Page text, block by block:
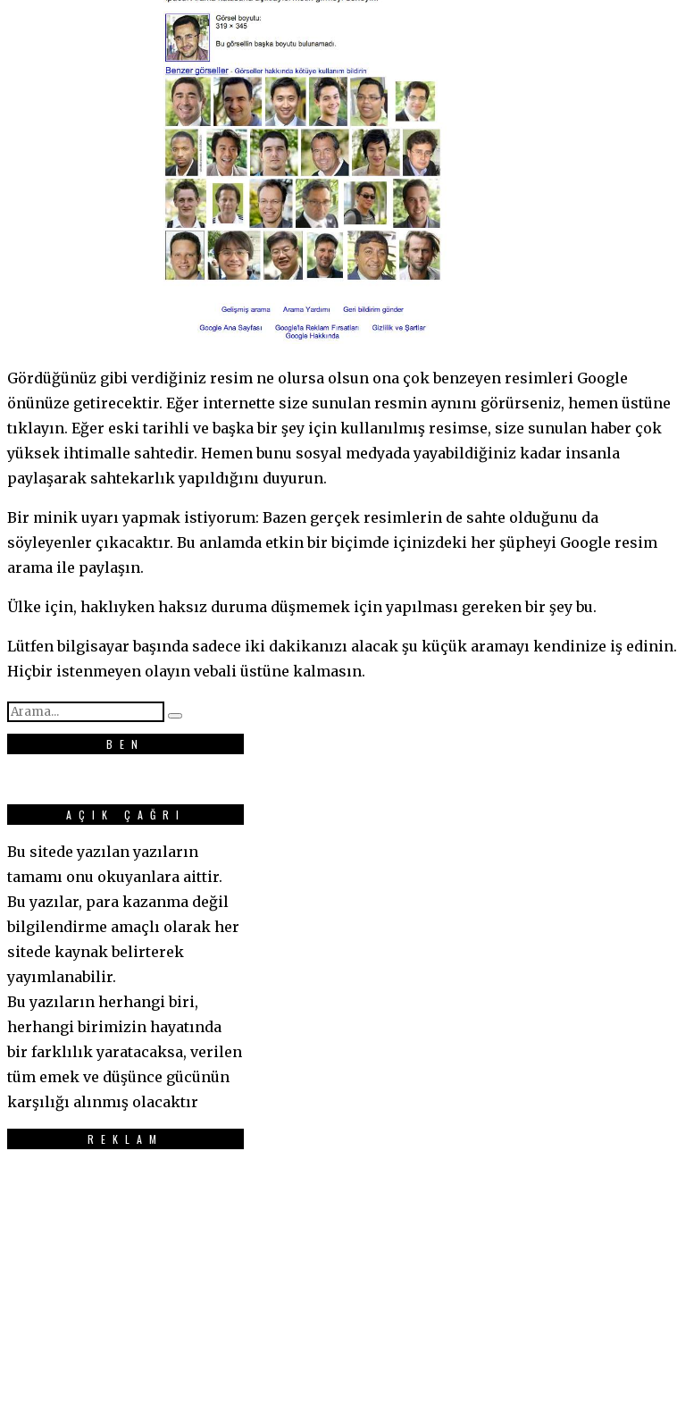
Gördüğünüz gibi verdiğiniz resim ne olursa olsun ona çok benzeyen resimleri Google
önünüze getirecektir. Eğer internette size sunulan resmin aynını görürseniz, hemen üstüne
tıklayın. Eğer eski tarihli ve başka bir şey için kullanılmış resimse, size sunulan haber çok
yüksek ihtimalle sahtedir. Hemen bunu sosyal medyada yayabildiğiniz kadar insanla
paylaşarak sahtekarlık yapıldığını duyurun.
Bir minik uyarı yapmak istiyorum: Bazen gerçek resimlerin de sahte olduğunu da
söyleyenler çıkacaktır. Bu anlamda etkin bir biçimde içinizdeki her şüpheyi Google resim
arama ile paylaşın.
Ülke için, haklıyken haksız duruma düşmemek için yapılması gereken bir şey bu.
Lütfen bilgisayar başında sadece iki dakikanızı alacak şu küçük aramayı kendinize iş edinin.
Hiçbir istenmeyen olayın vebali üstüne kalmasın.
BEN
AÇIK ÇAĞRI
Bu sitede yazılan yazıların
tamamı onu okuyanlara aittir.
Bu yazılar, para kazanma değil
bilgilendirme amaçlı olarak her
sitede kaynak belirterek
yayımlanabilir.
Bu yazıların herhangi biri,
herhangi birimizin hayatında
bir farklılık yaratacaksa, verilen
tüm emek ve düşünce gücünün
karşılığı alınmış olacaktır
REKLAM